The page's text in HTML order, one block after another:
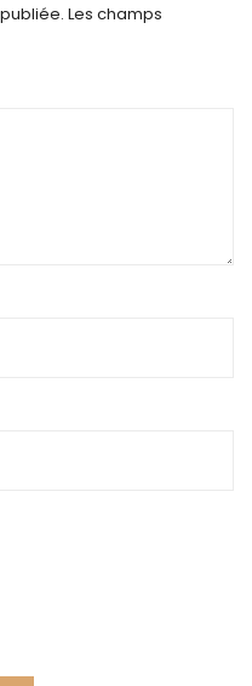
Les champs